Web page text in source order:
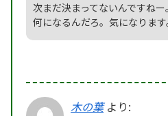
次まだ決まってないんですねー。
何になるんだろ。気になります
木の葉 より: